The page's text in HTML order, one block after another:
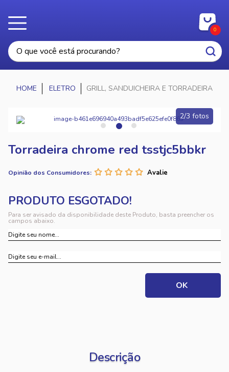
0
ELETRO GRILL, SANDUICHEIRA E TORRADEIRA
2/3 fotos
Torradeira chrome red tsstjc5bbkr
Opinião dos Consumidores:
Para ser avisado da disponibilidade deste Produto, basta preencher os
campos abaixo.
Descrição